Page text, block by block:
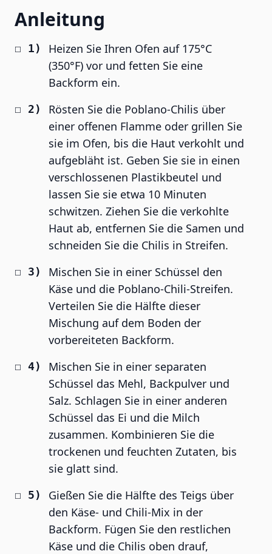
Anleitung
Heizen Sie Ihren Ofen auf 175°C
(350°F) vor und fetten Sie eine
Backform ein.
Rösten Sie die Poblano-Chilis über
einer offenen Flamme oder grillen Sie
sie im Ofen, bis die Haut verkohlt und
aufgebläht ist. Geben Sie sie in einen
verschlossenen Plastikbeutel und
lassen Sie sie etwa 10 Minuten
schwitzen. Ziehen Sie die verkohlte
Haut ab, entfernen Sie die Samen und
schneiden Sie die Chilis in Streifen.
Mischen Sie in einer Schüssel den
Käse und die Poblano-Chili-Streifen.
Verteilen Sie die Hälfte dieser
Mischung auf dem Boden der
vorbereiteten Backform.
Mischen Sie in einer separaten
Schüssel das Mehl, Backpulver und
Salz. Schlagen Sie in einer anderen
Schüssel das Ei und die Milch
zusammen. Kombinieren Sie die
trockenen und feuchten Zutaten, bis
sie glatt sind.
Gießen Sie die Hälfte des Teigs über
den Käse- und Chili-Mix in der
Backform. Fügen Sie den restlichen
Käse und die Chilis oben drauf,